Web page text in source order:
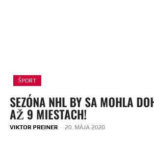
ŠPORT
SEZÓNA NHL BY SA MOHLA
AŽ 9 MIESTACH!
VIKTOR PREINER - 20. MÁJA 2020